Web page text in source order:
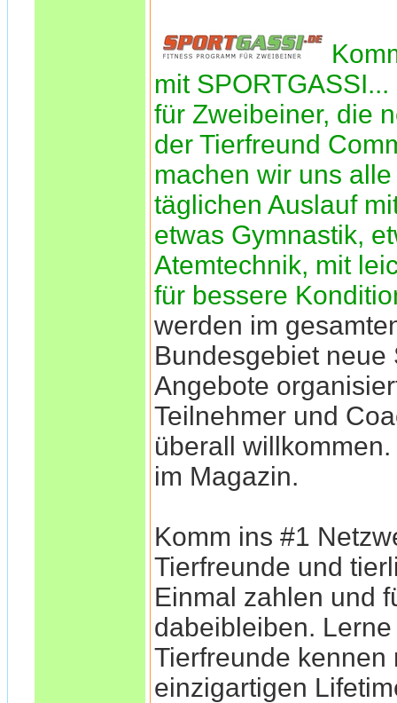
mit
für Zweibeiner, die
der Tierfreund
machen wir uns
täglichen Auslauf
etwas Gymnastik,
Atemtechnik, mit
für bessere
werden im
Bundesgebiet neue
Angebote
Teilnehmer und
überall
im Magazin.
Komm ins #1
Tierfreunde und
Einmal zahlen und
dabeibleiben.
Tierfreunde kennen
einzigartigen